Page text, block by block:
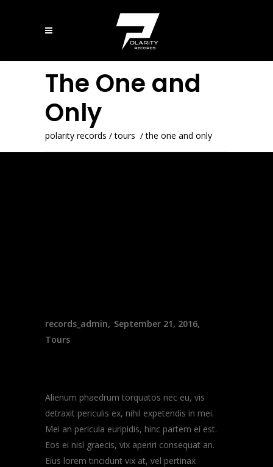
The One and
Only
polarity records /tours /the one and only
records_admin
September 21, 2016
Tours
Alienum phaedrum torquatos nec eu, vis
detraxit periculis ex, nihil expetendis in mei.
Mei an pericula euripidis, hinc partem ei est.
Eos ei nisl graecis, vix aperiri consequat an.
Eius lorem tincidunt vix at, vel pertinax